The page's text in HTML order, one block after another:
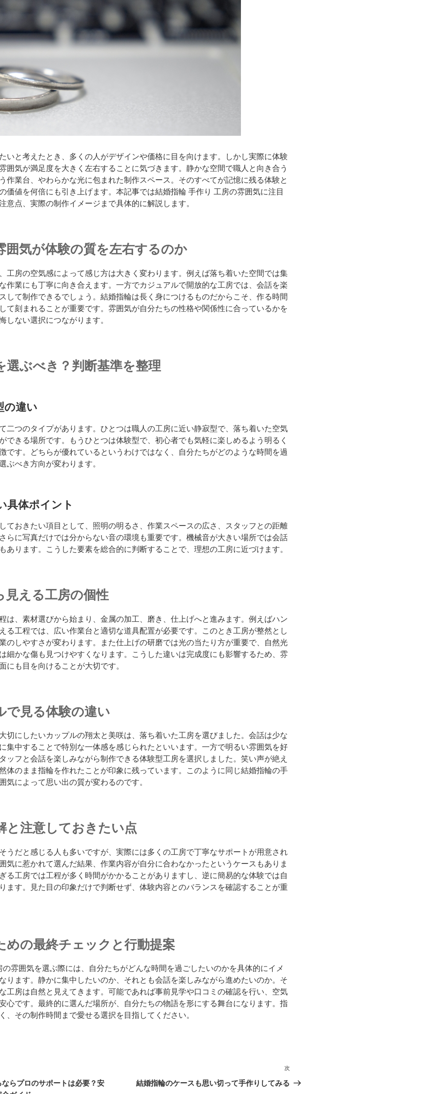
いと考えたとき、多くの人がデザインや価格に目を向けます。しかし実際に体験
囲気が満足度を大きく左右することに気づきます。静かな空間で職人と向き合う
作業台、やわらかな光に包まれた制作スペース。そのすべてが記憶に残る体験と
価値を何倍にも引き上げます。本記事では結婚指輪 手作り 工房の雰囲気に注目
意点、実際の制作イメージまで具体的に解説します。
囲気が体験の質を左右するのか
工房の空気感によって感じ方は大きく変わります。例えば落ち着いた空間では集
作業にも丁寧に向き合えます。一方でカジュアルで開放的な工房では、会話を楽
して制作できるでしょう。結婚指輪は長く身につけるものだからこそ、作る時間
て刻まれることが重要です。雰囲気が自分たちの性格や関係性に合っているかを
しない選択につながります。
選ぶべき？判断基準を整理
の違い
二つのタイプがあります。ひとつは職人の工房に近い静寂型で、落ち着いた空気
できる場所です。もうひとつは体験型で、初心者でも気軽に楽しめるよう明るく
です。どちらが優れているというわけではなく、自分たちがどのような時間を過
ぶべき方向が変わります。
具体ポイント
ておきたい項目として、照明の明るさ、作業スペースの広さ、スタッフとの距離
らに写真だけでは分からない音の環境も重要です。機械音が大きい場所では会話
あります。こうした要素を総合的に判断することで、理想の工房に近づけます。
見える工房の個性
は、素材選びから始まり、金属の加工、磨き、仕上げへと進みます。例えばハン
る工程では、広い作業台と適切な道具配置が必要です。このとき工房が整然とし
のしやすさが変わります。また仕上げの研磨では光の当たり方が重要で、自然光
細かな傷も見つけやすくなります。こうした違いは完成度にも影響するため、雰
にも目を向けることが大切です。
で見る体験の違い
切にしたいカップルの翔太と美咲は、落ち着いた工房を選びました。会話は少な
集中することで特別な一体感を感じられたといいます。一方で明るい雰囲気を好
ッフと会話を楽しみながら制作できる体験型工房を選択しました。笑い声が絶え
体のまま指輪を作れたことが印象に残っています。このように同じ結婚指輪の手
気によって思い出の質が変わるのです。
と注意しておきたい点
うだと感じる人も多いですが、実際には多くの工房で丁寧なサポートが用意され
気に惹かれて選んだ結果、作業内容が自分に合わなかったというケースもありま
る工房では工程が多く時間がかかることがありますし、逆に簡易的な体験では自
ます。見た目の印象だけで判断せず、体験内容とのバランスを確認することが重
めの最終チェックと行動提案
雰囲気を選ぶ際には、自分たちがどんな時間を過ごしたいのかを具体的にイメ
ります。静かに集中したいのか、それとも会話を楽しみながら進めたいのか。そ
工房は自然と見えてきます。可能であれば事前見学や口コミの確認を行い、空気
心です。最終的に選んだ場所が、自分たちの物語を形にする舞台になります。指
、その制作時間まで愛せる選択を目指してください。
らプロのサポートは必要？安
の
次
結婚指輪のケースも思い切って手作りしてみる